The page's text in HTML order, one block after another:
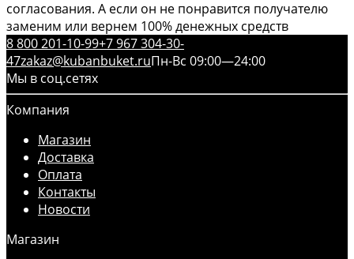
согласования. А если он не понравится получателю
заменим или вернем 100% денежных средств
8 800 201-10-99+7 967 304-30-
47zakaz@kubanbuket.ruПн-Вс 09:00—24:00
Мы в соц.сетях
Компания
Магазин
Доставка
Оплата
Контакты
Новости
Магазин